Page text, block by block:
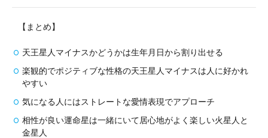
【まとめ】
天王星人マイナスかどうかは生年月日から割り出せる
楽観的でポジティブな性格の天王星人マイナスは人に好かれ
やすい
気になる人にはストレートな愛情表現でアプローチ
相性が良い運命星は一緒にいて居心地がよく楽しい火星人と
金星人